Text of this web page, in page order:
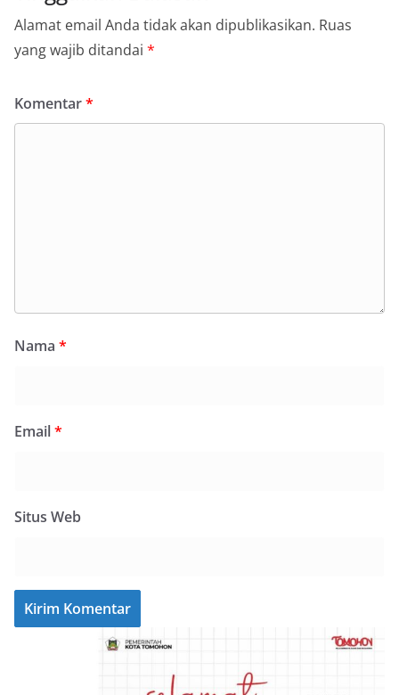
Alamat email Anda tidak akan dipublikasikan. Ruas
yang wajib ditandai *
Komentar*
Nama *
Email*
Situs Web